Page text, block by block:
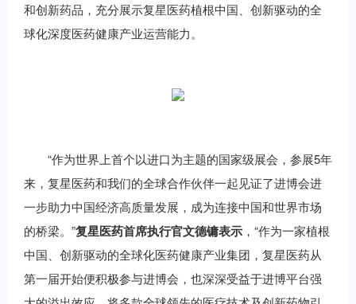
和创新药品，充分展示复星医药植根中国、创新驱动的全
球化深度医药健康产业运营能力。
“作为世界上首个以进口为主题的国家级展会，参展5年
来，复星医药和我们的全球合作伙伴一起见证了进博会进
一步助力中国经济高质量发展，成为连接中国和世界市场
的桥梁。”复星医药首席执行官文德镛表示 ，“作为一家植根
中国、创新驱动的全球化医药健康产业集团，复星医药从
第一届开始便积极参与进博会，也深深受益于进博平台强